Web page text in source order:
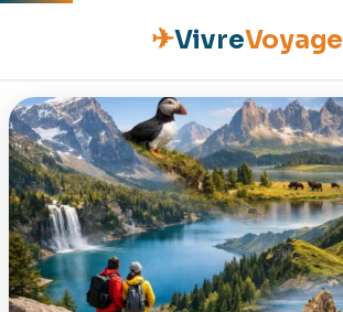
✈VivreVoyage
ACCUEIL
ESCAPADES
NATURE
GASTRONOMIE